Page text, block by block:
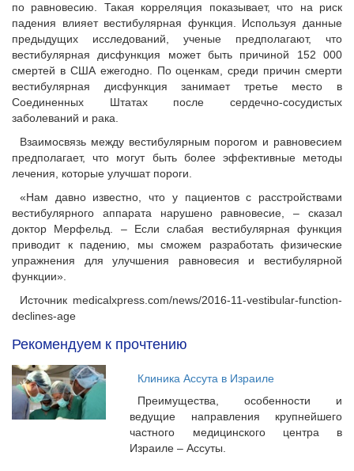
по равновесию. Такая корреляция показывает, что на риск
падения влияет вестибулярная функция. Используя данные
предыдущих исследований, ученые предполагают, что
вестибулярная дисфункция может быть причиной 152 000
смертей в США ежегодно. По оценкам, среди причин смерти
вестибулярная дисфункция занимает третье место в
Соединенных Штатах после сердечно-сосудистых
заболеваний и рака.
Взаимосвязь между вестибулярным порогом и равновесием
предполагает, что могут быть более эффективные методы
лечения, которые улучшат пороги.
«Нам давно известно, что у пациентов с расстройствами
вестибулярного аппарата нарушено равновесие, – сказал
доктор Мерфельд. – Если слабая вестибулярная функция
приводит к падению, мы сможем разработать физические
упражнения для улучшения равновесия и вестибулярной
функции».
Источник medicalxpress.com/news/2016-11-vestibular-function-
declines-age
Рекомендуем к прочтению
Клиника Ассута в Израиле
Преимущества, особенности и
ведущие направления крупнейшего
частного медицинского центра в
Израиле – Ассуты.